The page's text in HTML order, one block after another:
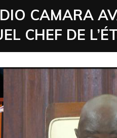
CAMARA
CHEF DE